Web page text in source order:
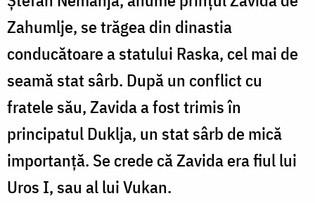
Zahumlje, se trăgea din dinastia
conducătoare a statului Raska, cel mai de
seamă stat sârb. După un conflict cu
fratele său, Zavida a fost trimis în
principatul Duklja, un stat sârb de mică
importanță. Se crede că Zavida era fiul lui
Uros I, sau al lui Vukan.